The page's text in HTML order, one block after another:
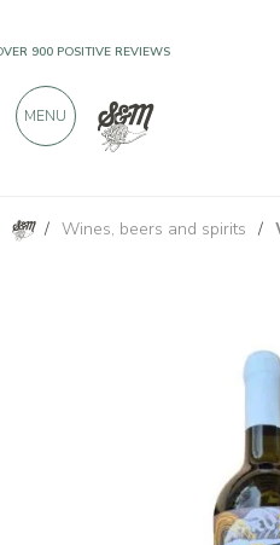
/ Wines, beers and spirits /
Keaka Pigato Riviera Ligure di
MENU